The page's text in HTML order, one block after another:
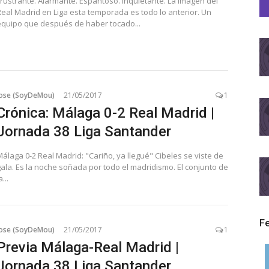
Madrid en Liga esta temporada es todo lo anterior. Un
que después de haber tocado...
(SoyDeMou) 21/05/2017 1
Málaga 0-2 Real Madrid |
38 Liga Santander
0-2 Real Madrid: "Cariño, ya llegué" Cibeles se viste de
Es la noche soñada por todo el madridismo. El conjunto de
(SoyDeMou) 21/05/2017 1
Málaga-Real Madrid |